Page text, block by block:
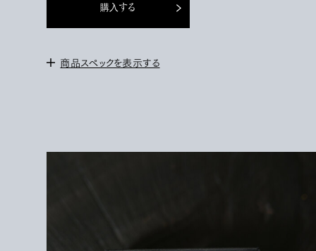
購入する
商品スペックを表示する